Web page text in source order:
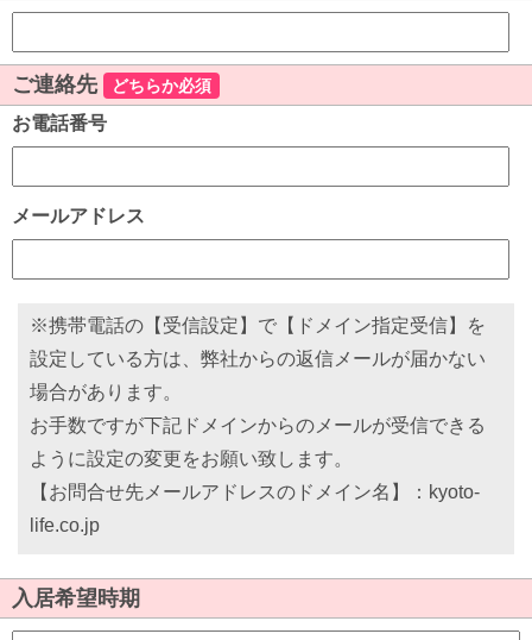
ご連絡先 どちらか必須
お電話番号
メールアドレス
※携帯電話の【受信設定】で【ドメイン指定受信】を
設定している方は、弊社からの返信メールが届かない
場合があります。
お手数ですが下記ドメインからのメールが受信できる
ように設定の変更をお願い致します。
【お問合せ先メールアドレスのドメイン名】：kyoto-
life.co.jp
入居希望時期